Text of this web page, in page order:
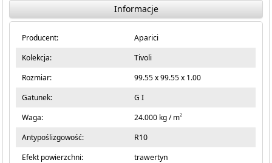
Informacje
Producent:
Aparici
Kolekcja:
Tivoli
Rozmiar:
99.55 x 99.55 x 1.00
Gatunek:
G I
Waga:
24.000 kg / m2
Antypoślizgowość:
R10
Efekt powierzchni:
trawertyn